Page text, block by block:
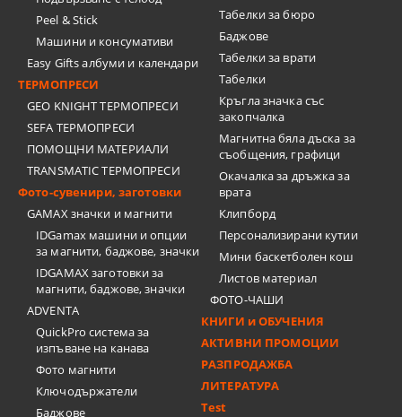
Peel & Stick
Машини и консумативи
Easy Gifts албуми и календари
ТЕРМОПРЕСИ
GEO KNIGHT ТЕРМОПРЕСИ
SEFA ТЕРМОПРЕСИ
ПОМОЩНИ МАТЕРИАЛИ
TRANSMATIC ТЕРМОПРЕСИ
Фото-сувенири, заготовки
GAMAX значки и магнити
IDGamax машини и опции
за магнити, баджове, значки
IDGAMAX заготовки за
магнити, баджове, значки
ADVENTA
QuickPro система за
изпъване на канава
Фото магнити
Ключодържатели
Баджове
Tабелки за бюро
Баджове
Табелки за врати
Табелки
Кръгла значка със
закопчалка
Магнитна бяла дъска за
съобщения, графици
Окачалка за дръжка за
врата
Клипборд
Персонализирани кутии
Мини баскетболен кош
Листов материал
ФОТО-ЧАШИ
КНИГИ и ОБУЧЕНИЯ
АКТИВНИ ПРОМОЦИИ
РАЗПРОДАЖБА
ЛИТЕРАТУРА
Test